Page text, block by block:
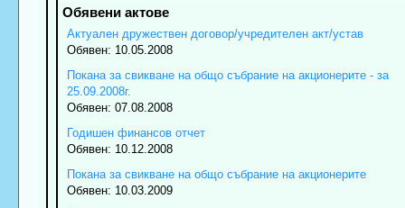
Актуален дружествен договор/учредителен акт/устав
Обявен: 10.05.2008
Покана за свикване на общо събрание на акционерите - за
25.09.2008г.
Обявен: 07.08.2008
Годишен финансов отчет
Обявен: 10.12.2008
Покана за свикване на общо събрание на акционерите
Обявен: 10.03.2009